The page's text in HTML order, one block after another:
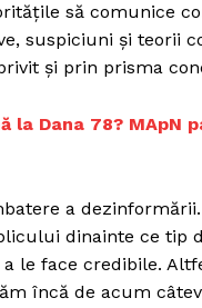
să comunice
suspiciuni și teorii
și prin prisma
la Dana 78? MApN
a
dinainte ce tip
le face credibile.
încă de acum